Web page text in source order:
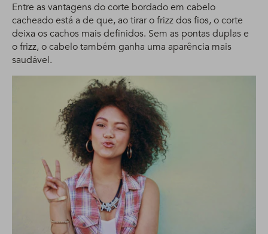
Entre as vantagens do corte bordado em cabelo
cacheado está a de que, ao tirar o frizz dos fios, o corte
deixa os cachos mais definidos. Sem as pontas duplas e
o frizz, o cabelo também ganha uma aparência mais
saudável.